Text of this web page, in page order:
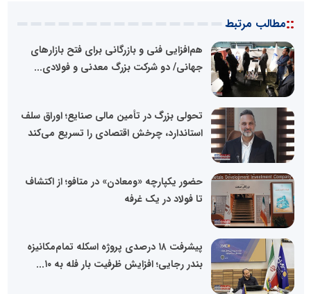
::مطالب مرتبط
هم‌افزایی فنی و بازرگانی برای فتح بازارهای
جهانی/ دو شرکت بزرگ معدنی و فولادی...
تحولی بزرگ در تأمین مالی صنایع؛ اوراق سلف
استاندارد، چرخش اقتصادی را تسریع می‌کند
حضور یکپارچه «ومعادن» در متافو؛ از اکتشاف
تا فولاد در یک غرفه
پیشرفت ۱۸ درصدی پروژه اسکله تمام‌مکانیزه
بندر رجایی؛ افزایش ظرفیت بار فله به ۱۰...